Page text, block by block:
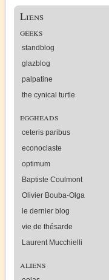
Liens
geeks
standblog
glazblog
palpatine
the cynical turtle
eggheads
ceteris paribus
econoclaste
optimum
Baptiste Coulmont
Olivier Bouba-Olga
le dernier blog
vie de thésarde
Laurent Mucchielli
aliens